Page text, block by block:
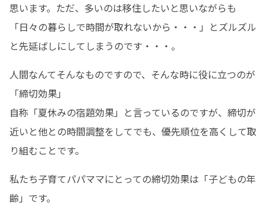
思います。ただ、多いのは移住したいと思いながらも
「日々の暮らしで時間が取れないから・・・」とズルズル
と先延ばしにしてしまうのです・・・。
人間なんてそんなものですので、そんな時に役に立つのが
「締切効果」
自称「夏休みの宿題効果」と言っているのですが、締切が
近いと他との時間調整をしてでも、優先順位を高くして取
り組むことです。
私たち子育てパパママにとっての締切効果は「子どもの年
齢」です。